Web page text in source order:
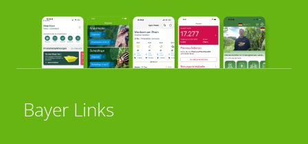
Bayer Links